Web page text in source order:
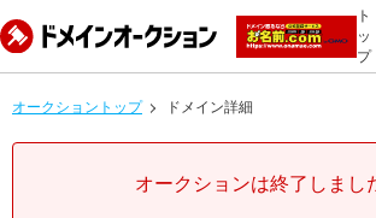
ト
ッ
プ
オークショントップ ドメイン詳細
オークションは終了しまし